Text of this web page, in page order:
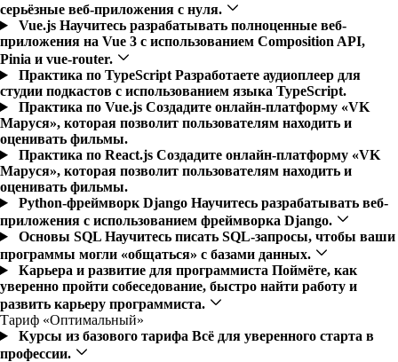
серьёзные веб-приложения с нуля.
Vue.js Научитесь разрабатывать полноценные веб-
приложения на Vue 3 с использованием Composition API,
Pinia и vue-router.
Практика по TypeScript Разработаете аудиоплеер для
студии подкастов с использованием языка TypeScript.
Практика по Vue.js Создадите онлайн-платформу «VK
Маруся», которая позволит пользователям находить и
оценивать фильмы.
Практика по React.js Создадите онлайн-платформу «VK
Маруся», которая позволит пользователям находить и
оценивать фильмы.
Python-фреймворк Django Научитесь разрабатывать веб-
приложения с использованием фреймворка Django.
Основы SQL Научитесь писать SQL-запросы, чтобы ваши
программы могли «общаться» с базами данных.
Карьера и развитие для программиста Поймёте, как
уверенно пройти собеседование, быстро найти работу и
развить карьеру программиста.
Тариф «Оптимальный»
Курсы из базового тарифа Всё для уверенного старта в
профессии.